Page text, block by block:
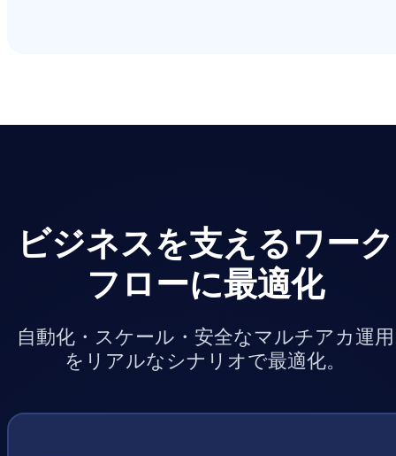
ビジネスを支えるワーク
フローに最適化
自動化・スケール・安全なマルチアカ運用
をリアルなシナリオで最適化。